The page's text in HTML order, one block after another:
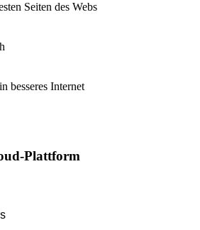
Seiten des Webs
besseres Internet
Plattform